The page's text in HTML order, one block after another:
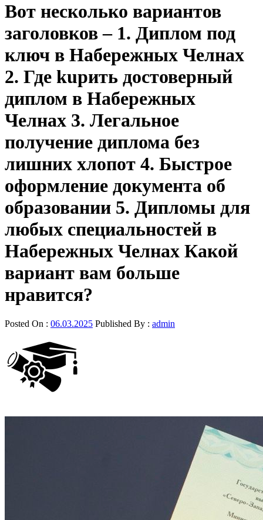
Вот несколько вариантов
заголовков – 1. Диплом под
ключ в Набережных Челнах
2. Где kupить достоверный
диплом в Набережных
Челнах 3. Легальное
получение диплома без
лишних хлопот 4. Быстрое
оформление документа об
образовании 5. Дипломы для
любых специальностей в
Набережных Челнах Какой
вариант вам больше
нравится?
Posted On : 06.03.2025 Published By : admin